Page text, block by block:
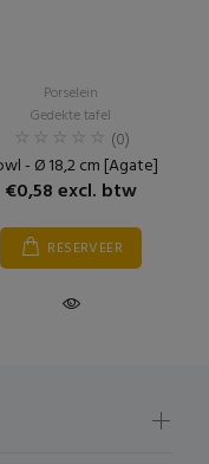
Porselein
Gedekte tafel
(0)
- Ø 18,2 cm [Agate]
€0,58 excl. btw
RESERVEER